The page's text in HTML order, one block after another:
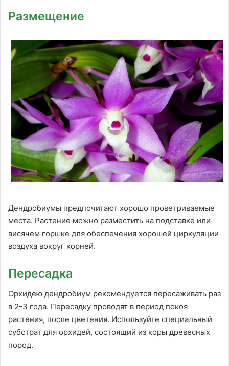
Размещение
Дендробиумы предпочитают хорошо проветриваемые
места. Растение можно разместить на подставке или
висячем горшке для обеспечения хорошей циркуляции
воздуха вокруг корней.
Пересадка
Орхидею дендробиум рекомендуется пересаживать раз
в 2-3 года. Пересадку проводят в период покоя
растения, после цветения. Используйте специальный
субстрат для орхидей, состоящий из коры древесных
пород.